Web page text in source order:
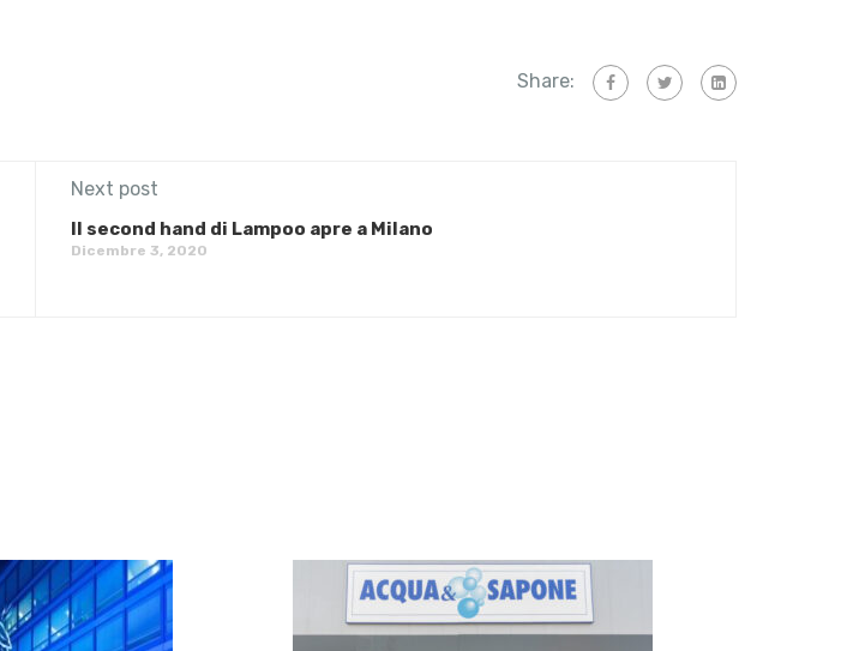
Share:
Next post
Il second hand di Lampoo apre a Milano
Dicembre 3, 2020